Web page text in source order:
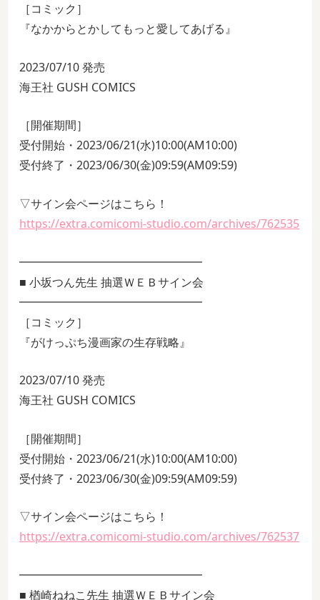
［コミック］
『なかからとかしてもっと愛してあげる』
2023/07/10 発売
海王社 GUSH COMICS
［開催期間］
受付開始・2023/06/21(水)10:00(AM10:00)
受付終了・2023/06/30(金)09:59(AM09:59)
▽サイン会ページはこちら！
https://extra.comicomi-studio.com/archives/762535
━━━━━━━━━━━━━━━━
■ 小坂つん先生 抽選ＷＥＢサイン会
━━━━━━━━━━━━━━━━
［コミック］
『がけっぷち漫画家の生存戦略』
2023/07/10 発売
海王社 GUSH COMICS
［開催期間］
受付開始・2023/06/21(水)10:00(AM10:00)
受付終了・2023/06/30(金)09:59(AM09:59)
▽サイン会ページはこちら！
https://extra.comicomi-studio.com/archives/762537
━━━━━━━━━━━━━━━━
■ 楢崎ねねこ先生 抽選ＷＥＢサイン会